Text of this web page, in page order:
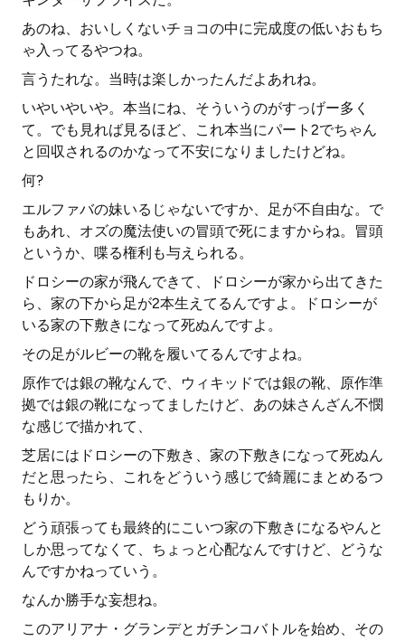
あのね、おいしくないチョコの中に完成度の低いおもち
ゃ入ってるやつね。
言うたれな。当時は楽しかったんだよあれね。
いやいやいや。本当にね、そういうのがすっげー多く
て。でも見れば見るほど、これ本当にパート2でちゃん
と回収されるのかなって不安になりましたけどね。
何?
エルファバの妹いるじゃないですか、足が不自由な。で
もあれ、オズの魔法使いの冒頭で死にますからね。冒頭
というか、喋る権利も与えられる。
ドロシーの家が飛んできて、ドロシーが家から出てきた
ら、家の下から足が2本生えてるんですよ。ドロシーが
いる家の下敷きになって死ぬんですよ。
その足がルビーの靴を履いてるんですよね。
原作では銀の靴なんで、ウィキッドでは銀の靴、原作準
拠では銀の靴になってましたけど、あの妹さんざん不憫
な感じで描かれて、
芝居にはドロシーの下敷き、家の下敷きになって死ぬん
だと思ったら、これをどういう感じで綺麗にまとめるつ
もりか。
どう頑張っても最終的にこいつ家の下敷きになるやんと
しか思ってなくて、ちょっと心配なんですけど、どうな
んですかねっていう。
なんか勝手な妄想ね。
このアリアナ・グランデとガチンコバトルを始め、その